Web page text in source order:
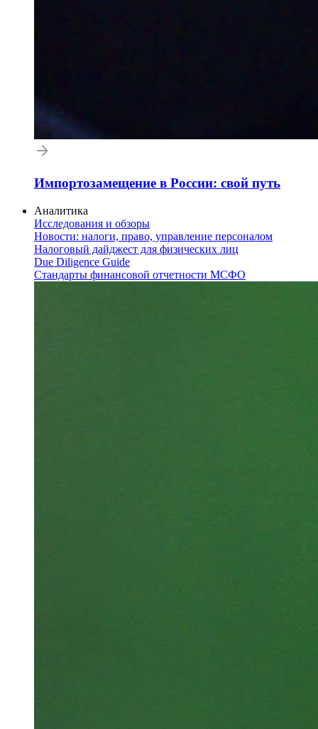
Импортозамещение в России: свой путь
Аналитика
Исследования и обзоры
Новости: налоги, право, управление персоналом
Налоговый дайджест для физических лиц
Due Diligence Guide
Стандарты финансовой отчетности МСФО